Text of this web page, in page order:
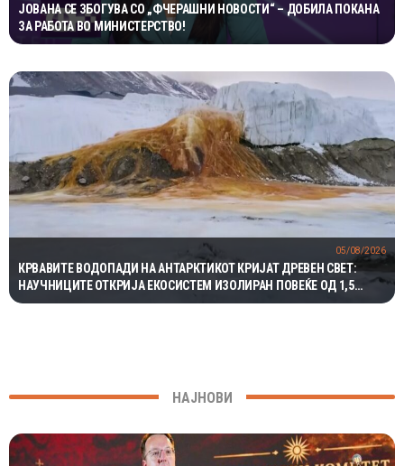
ЈОВАНА СЕ ЗБОГУВА СО „ФЧЕРАШНИ НОВОСТИ“ – ДОБИЛА ПОКАНА
ЗА РАБОТА ВО МИНИСТЕРСТВО!
КРВАВИТЕ ВОДОПАДИ НА АНТАРКТИКОТ КРИЈАТ ДРЕВЕН СВЕТ:
НАУЧНИЦИТЕ ОТКРИЈА ЕКОСИСТЕМ ИЗОЛИРАН ПОВЕЌЕ ОД 1,5
МИЛИОНИ ГОДИНИ
05/08/2026
НАЈНОВИ